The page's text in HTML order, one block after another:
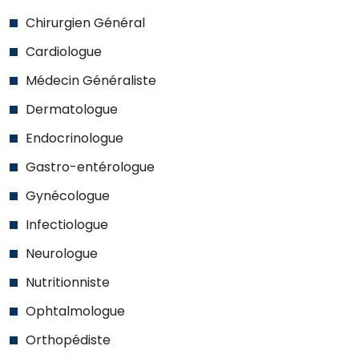
Chirurgien Général
Cardiologue
Médecin Généraliste
Dermatologue
Endocrinologue
Gastro-entérologue
Gynécologue
Infectiologue
Neurologue
Nutritionniste
Ophtalmologue
Orthopédiste